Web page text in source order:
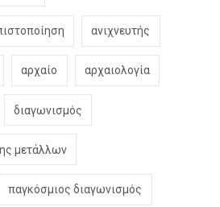
ανιχνευτής
αρχαίο αρχαιολογία
διαγωνισμός
μετάλλων
παγκόσμιος διαγωνισμός